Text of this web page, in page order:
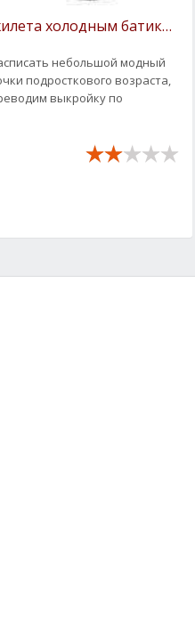
холодным батиком.
небольшой модный
подросткового возраста,
выкройку по